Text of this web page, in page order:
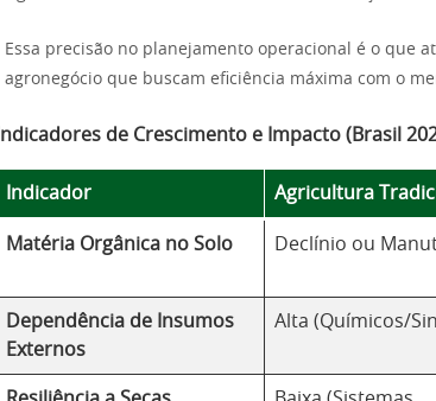
Essa precisão no planejamento operacional é o que
agronegócio que buscam eficiência máxima com o
Indicadores de Crescimento e Impacto (Brasil
Indicador Agricultura
Matéria Orgânica no Solo Declínio ou
Dependência de Insumos
Externos
Alta (Químicos/